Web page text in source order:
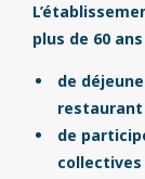
plus de 60
de
restaurant
de
collectives